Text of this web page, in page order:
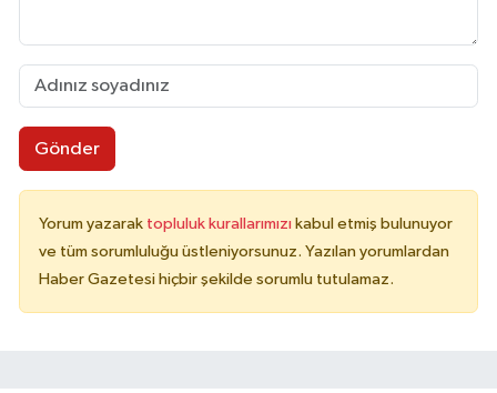
Gönder
Yorum yazarak topluluk kurallarımızı kabul etmiş bulunuyor
ve tüm sorumluluğu üstleniyorsunuz. Yazılan yorumlardan
Haber Gazetesi hiçbir şekilde sorumlu tutulamaz.